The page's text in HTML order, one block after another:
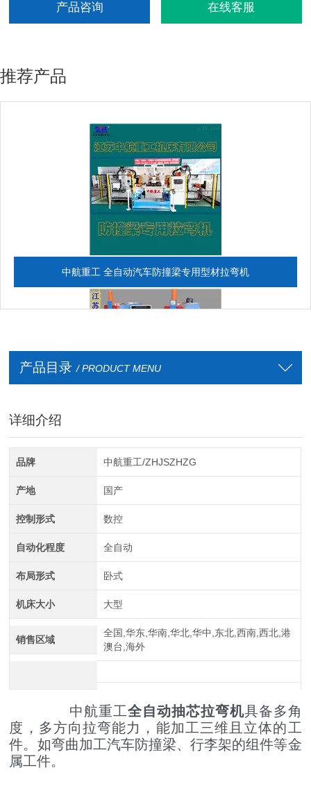
产品咨询 在线客服
推荐产品
中航重工 全自动汽车防撞梁专用型材拉弯机
全自动CAD导图滚弯机
中航重工 大型拉弯机
产品目录 / PRODUCT MENU
详细介绍
品牌 中航重工/ZHJSZHZG
产地 国产
控制形式 数控
自动化程度 全自动
布局形式 卧式
机床大小 大型
销售区域
全国,华东,华南,华北,华中,东北,西南,西北,港
澳台,海外
中航重工全自动抽芯拉弯机具备多角
度，多方向拉弯能力，能加工三维且立体的工
件。如弯曲加工汽车防撞梁、行李架的组件等金
属工件。